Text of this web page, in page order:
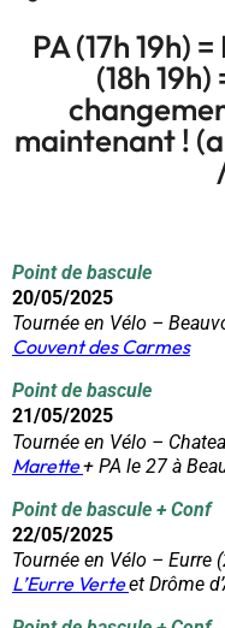
PA (17h 19h)
(18h
maintenant !
Point de bascule
20/05/2025
Tournée en Vélo –
Couvent des Carmes
Point de bascule
21/05/2025
Tournée en Vélo –
Marette+ PA le 27 à
Point de bascule + Conf
22/05/2025
Tournée en Vélo – Eurre
L’Eurre Verteet Drôme